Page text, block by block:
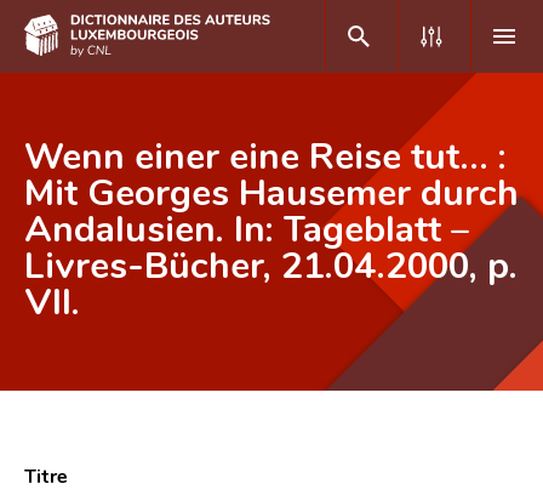
DE FR
Accueil
Auteur(e)s A-Z
Recherche avancée
Équipe scientifique
Wenn einer eine Reise tut… :
Mit Georges Hausemer durch
Andalusien. In: Tageblatt –
Livres-Bücher, 21.04.2000, p.
VII.
Titre